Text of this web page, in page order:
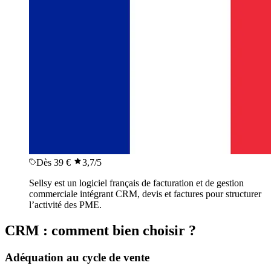
Dès 39 € 3,7/5
Sellsy est un logiciel français de facturation et de gestion
commerciale intégrant CRM, devis et factures pour structurer
l’activité des PME.
CRM : comment bien choisir ?
Adéquation au cycle de vente